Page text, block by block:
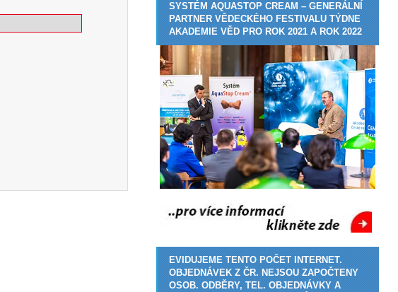
SYSTÉM AQUASTOP CREAM – GENERÁLNÍ
PARTNER VĚDECKÉHO FESTIVALU TÝDNE
AKADEMIE VĚD PRO ROK 2021 A ROK 2022
EVIDUJEME TENTO POČET INTERNET.
OBJEDNÁVEK Z ČR. NEJSOU ZAPOČTENY
OSOB. ODBĚRY, TEL. OBJEDNÁVKY A